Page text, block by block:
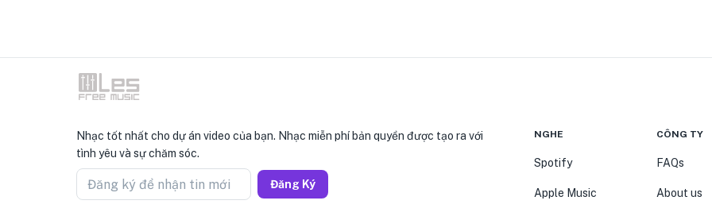
Nhạc tốt nhất cho dự án video của bạn. Nhạc miễn phí bản quyền được tạo ra với
tình yêu và sự chăm sóc.
Đăng ký để nhận tin mới Đăng Ký
NGHE
Spotify
Apple Music
CÔNG TY
FAQs
About us